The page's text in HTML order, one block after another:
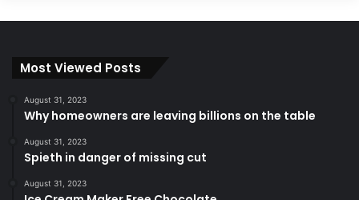
Most Viewed Posts
August 31, 2023
Why homeowners are leaving billions on the table
August 31, 2023
Spieth in danger of missing cut
August 31, 2023